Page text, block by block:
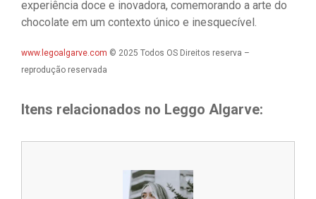
experiência doce e inovadora, comemorando a arte do
chocolate em um contexto único e inesquecível.
www.legoalgarve.com © 2025 Todos OS Direitos reserva –
reprodução reservada
Itens relacionados no Leggo Algarve: